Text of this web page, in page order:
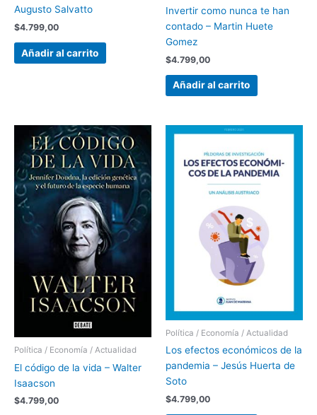
Augusto Salvatto
$4.799,00
Añadir al carrito
Invertir como nunca te han
contado – Martin Huete
Gomez
$4.799,00
Añadir al carrito
Política / Economía / Actualidad
El código de la vida – Walter
Isaacson
$4.799,00
Política / Economía / Actualidad
Los efectos económicos de la
pandemia – Jesús Huerta de
Soto
$4.799,00